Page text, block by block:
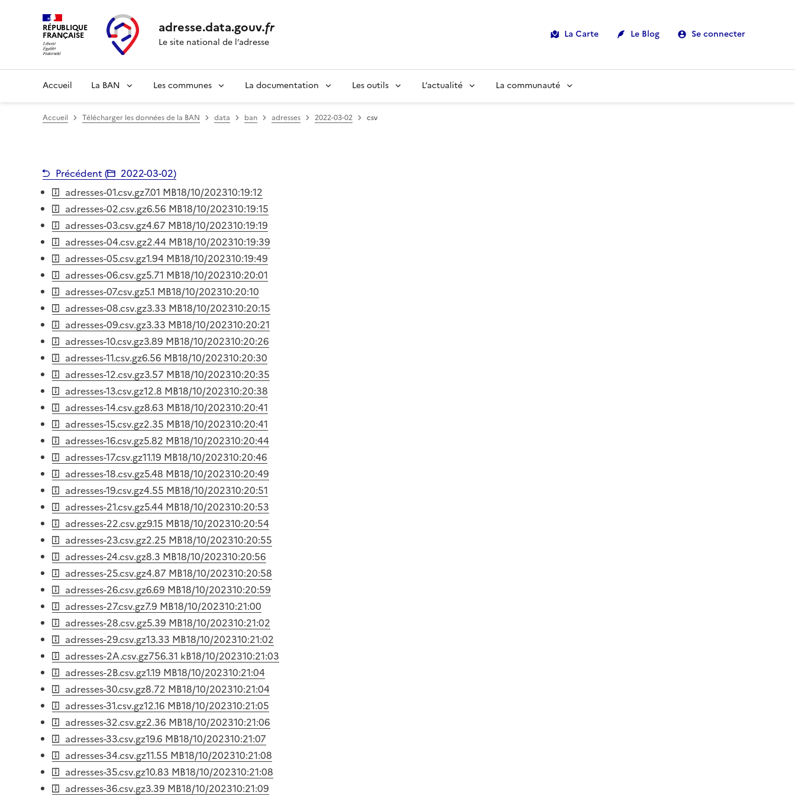
RÉPUBLIQUE
FRANÇAISE adresse.data.gouv.fr
Le site national de l’adresse
La Carte Le Blog Se connecter
Accueil La BAN Les communes La documentation Les outils L’actualité La communauté
Accueil Télécharger les données de la BAN data ban adresses 2022-03-02 csv
Précédent ( 2022-03-02)
adresses-01.csv.gz7.01 MB18/10/202310:19:12
adresses-02.csv.gz6.56 MB18/10/202310:19:15
adresses-03.csv.gz4.67 MB18/10/202310:19:19
adresses-04.csv.gz2.44 MB18/10/202310:19:39
adresses-05.csv.gz1.94 MB18/10/202310:19:49
adresses-06.csv.gz5.71 MB18/10/202310:20:01
adresses-07.csv.gz5.1 MB18/10/202310:20:10
adresses-08.csv.gz3.33 MB18/10/202310:20:15
adresses-09.csv.gz3.33 MB18/10/202310:20:21
adresses-10.csv.gz3.89 MB18/10/202310:20:26
adresses-11.csv.gz6.56 MB18/10/202310:20:30
adresses-12.csv.gz3.57 MB18/10/202310:20:35
adresses-13.csv.gz12.8 MB18/10/202310:20:38
adresses-14.csv.gz8.63 MB18/10/202310:20:41
adresses-15.csv.gz2.35 MB18/10/202310:20:41
adresses-16.csv.gz5.82 MB18/10/202310:20:44
adresses-17.csv.gz11.19 MB18/10/202310:20:46
adresses-18.csv.gz5.48 MB18/10/202310:20:49
adresses-19.csv.gz4.55 MB18/10/202310:20:51
adresses-21.csv.gz5.44 MB18/10/202310:20:53
adresses-22.csv.gz9.15 MB18/10/202310:20:54
adresses-23.csv.gz2.25 MB18/10/202310:20:55
adresses-24.csv.gz8.3 MB18/10/202310:20:56
adresses-25.csv.gz4.87 MB18/10/202310:20:58
adresses-26.csv.gz6.69 MB18/10/202310:20:59
adresses-27.csv.gz7.9 MB18/10/202310:21:00
adresses-28.csv.gz5.39 MB18/10/202310:21:02
adresses-29.csv.gz13.33 MB18/10/202310:21:02
adresses-2A.csv.gz756.31 kB18/10/202310:21:03
adresses-2B.csv.gz1.19 MB18/10/202310:21:04
adresses-30.csv.gz8.72 MB18/10/202310:21:04
adresses-31.csv.gz12.16 MB18/10/202310:21:05
adresses-32.csv.gz2.36 MB18/10/202310:21:06
adresses-33.csv.gz19.6 MB18/10/202310:21:07
adresses-34.csv.gz11.55 MB18/10/202310:21:08
adresses-35.csv.gz10.83 MB18/10/202310:21:08
adresses-36.csv.gz3.39 MB18/10/202310:21:09